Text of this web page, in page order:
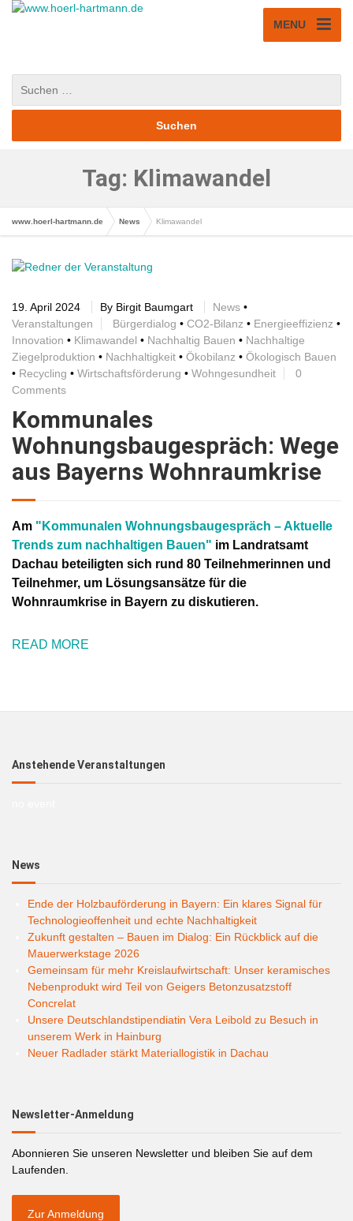
MENU
Tag: Klimawandel
www.hoerl-hartmann.de News Klimawandel
19. April 2024 By Birgit Baumgart News •
Veranstaltungen
Bürgerdialog • CO2-Bilanz • Energieeffizienz •
Innovation • Klimawandel • Nachhaltig Bauen • Nachhaltige
Ziegelproduktion • Nachhaltigkeit • Ökobilanz • Ökologisch Bauen
• Recycling • Wirtschaftsförderung • Wohngesundheit
0
Comments
Kommunales
Wohnungsbaugespräch: Wege
aus Bayerns Wohnraumkrise
Am "Kommunalen Wohnungsbaugespräch – Aktuelle
Trends zum nachhaltigen Bauen" im Landratsamt
Dachau beteiligten sich rund 80 Teilnehmerinnen und
Teilnehmer, um Lösungsansätze für die
Wohnraumkrise in Bayern zu diskutieren.
READ MORE
Anstehende Veranstaltungen
News
Ende der Holzbauförderung in Bayern: Ein klares Signal für
Technologieoffenheit und echte Nachhaltigkeit
Zukunft gestalten – Bauen im Dialog: Ein Rückblick auf die
Mauerwerkstage 2026
Gemeinsam für mehr Kreislaufwirtschaft: Unser keramisches
Nebenprodukt wird Teil von Geigers Betonzusatzstoff
Concrelat
Unsere Deutschlandstipendiatin Vera Leibold zu Besuch in
unserem Werk in Hainburg
Neuer Radlader stärkt Materiallogistik in Dachau
Newsletter-Anmeldung
Abonnieren Sie unseren Newsletter und bleiben Sie auf dem
Laufenden.
Zur Anmeldung